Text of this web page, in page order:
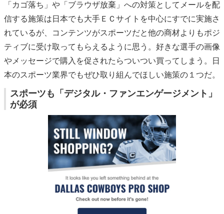
「カゴ落ち」や「ブラウザ放棄」への対策としてメールを配
信する施策は日本でも大手ＥＣサイトを中心にすでに実施さ
れているが、コンテンツがスポーツだと他の商材よりもポジ
ティブに受け取ってもらえるように思う。好きな選手の画像
やメッセージで購入を促されたらついつい買ってしまう。日
本のスポーツ業界でもぜひ取り組んでほしい施策の１つだ。
スポーツも「デジタル・ファンエンゲージメント」
が必須